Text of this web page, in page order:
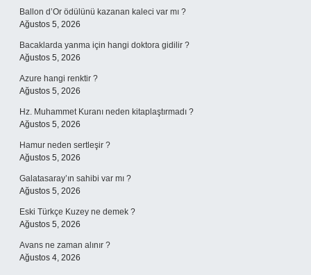
Ballon d’Or ödülünü kazanan kaleci var mı ?
Ağustos 5, 2026
Bacaklarda yanma için hangi doktora gidilir ?
Ağustos 5, 2026
Azure hangi renktir ?
Ağustos 5, 2026
Hz. Muhammet Kuranı neden kitaplaştırmadı ?
Ağustos 5, 2026
Hamur neden sertleşir ?
Ağustos 5, 2026
Galatasaray’ın sahibi var mı ?
Ağustos 5, 2026
Eski Türkçe Kuzey ne demek ?
Ağustos 5, 2026
Avans ne zaman alınır ?
Ağustos 4, 2026